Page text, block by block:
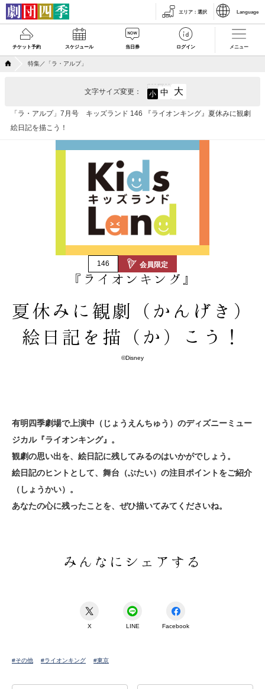
エリア ： 選択 Language
チケット予約 スケジュール 当日券 ログイン メニュー
特集／「ラ・アルプ」
「ラ・アルプ」7月号 キッズランド 146 『ライオンキング』夏休みに観劇
絵日記を描こう！
文字サイズ変更： 小 中 大
146 会員限定
『ライオンキング』
夏休みに観劇（かんげき）
絵日記を描（か）こう！
©Disney
有明四季劇場で上演中（じょうえんちゅう）のディズニーミュー
ジカル『ライオンキング』。
観劇の思い出を、絵日記に残してみるのはいかがでしょう。
絵日記のヒントとして、舞台（ぶたい）の注目ポイントをご紹介
（しょうかい）。
あなたの心に残ったことを、ぜひ描いてみてくださいね。
みんなにシェアする
X LINE Facebook
#その他 #ライオンキング #東京